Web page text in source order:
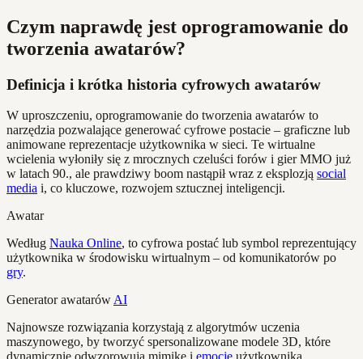
Czym naprawdę jest oprogramowanie do
tworzenia awatarów?
Definicja i krótka historia cyfrowych awatarów
W uproszczeniu, oprogramowanie do tworzenia awatarów to
narzędzia pozwalające generować cyfrowe postacie – graficzne lub
animowane reprezentacje użytkownika w sieci. Te wirtualne
wcielenia wyłoniły się z mrocznych czeluści forów i gier MMO już
w latach 90., ale prawdziwy boom nastąpił wraz z eksplozją social
media i, co kluczowe, rozwojem sztucznej inteligencji.
Awatar
Według Nauka Online, to cyfrowa postać lub symbol reprezentujący
użytkownika w środowisku wirtualnym – od komunikatorów po
gry.
Generator awatarów AI
Najnowsze rozwiązania korzystają z algorytmów uczenia
maszynowego, by tworzyć spersonalizowane modele 3D, które